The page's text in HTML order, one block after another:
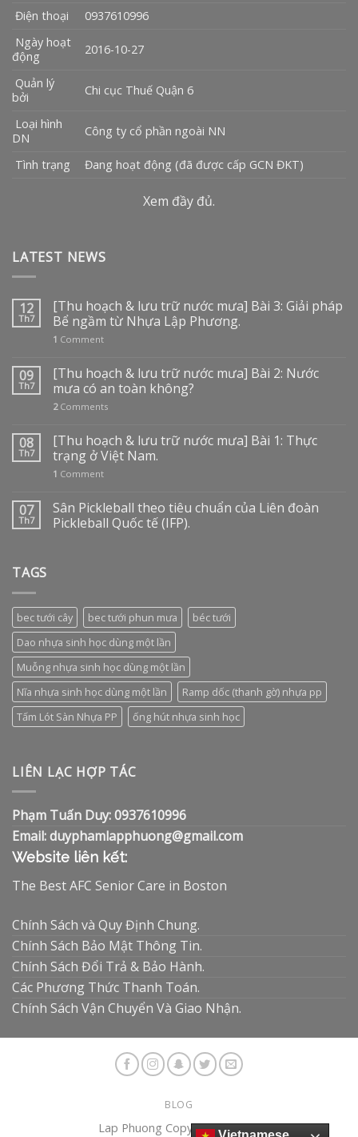
Điện thoại
0937610996
Ngày hoạt
động
2016-10-27
Quản lý
bởi
Chi cục Thuế Quận 6
Loại hình
DN
Công ty cổ phần ngoài NN
Tình trạng Đang hoạt động (đã được cấp GCN ĐKT)
Xem đầy đủ.
LATEST NEWS
12
Th7
[Thu hoạch & lưu trữ nước mưa] Bài 3: Giải pháp
Bể ngầm từ Nhựa Lập Phương.
1 Comment
09
Th7
[Thu hoạch & lưu trữ nước mưa] Bài 2: Nước
mưa có an toàn không?
2Comments
08
Th7
[Thu hoạch & lưu trữ nước mưa] Bài 1: Thực
trạng ở Việt Nam.
1 Comment
07
Th7
Sân Pickleball theo tiêu chuẩn của Liên đoàn
Pickleball Quốc tế (IFP).
TAGS
bec tưới cây bec tưới phun mưa
béc tưới
Dao nhựa sinh học dùng một lần
Muỗng nhựa sinh học dùng một lần
Nĩa nhựa sinh học dùng một lần
Ramp dốc (thanh gờ) nhựa pp
Tấm Lót Sàn Nhựa PP
ống hút nhựa sinh học
LIÊN LẠC HỢP TÁC
Phạm Tuấn Duy: 0937610996
Email: duyphamlapphuong@gmail.com
Website liên kết:
The Best AFC Senior Care in Boston
Chính Sách và Quy Định Chung.
Chính Sách Bảo Mật Thông Tin.
Chính Sách Đổi Trả & Bảo Hành.
Các Phương Thức Thanh Toán.
Chính Sách Vận Chuyển Và Giao Nhận.
BLOG
Lap Phuong Copyright 2026 ©